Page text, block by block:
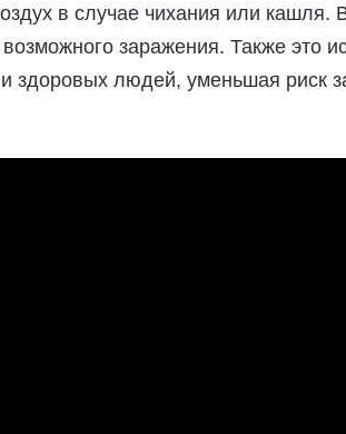
в случае чихания или кашля.
заражения. Также это
здоровых людей, уменьшая риск